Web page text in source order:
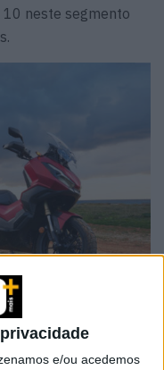
e/ou acedemos
neste segmento